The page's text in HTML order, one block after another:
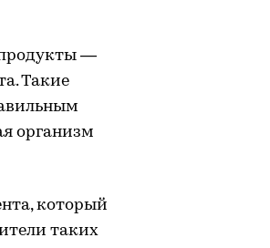
—
Такие
организм
который
таких